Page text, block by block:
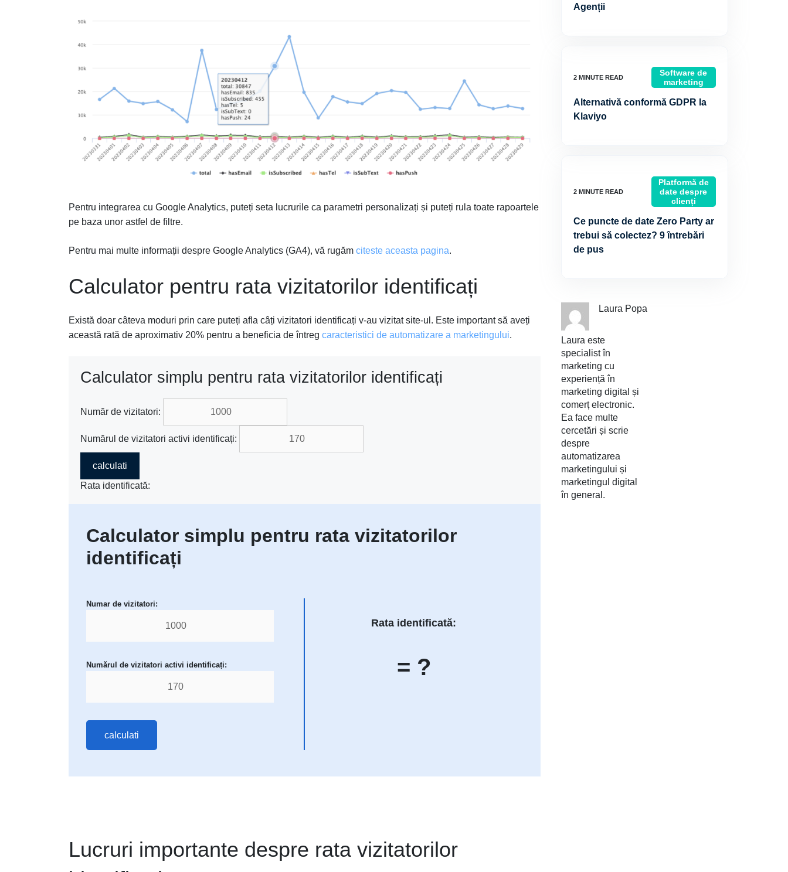
Pentru integrarea cu Google Analytics, puteți seta lucrurile ca parametri personalizați și puteți rula toate rapoartele
pe baza unor astfel de filtre.
Pentru mai multe informații despre Google Analytics (GA4), vă rugăm citeste aceasta pagina.
Calculator pentru rata vizitatorilor identificați
Există doar câteva moduri prin care puteți afla câți vizitatori identificați v-au vizitat site-ul. Este important să aveți
această rată de aproximativ 20% pentru a beneficia de întreg caracteristici de automatizare a marketingului.
Calculator simplu pentru rata vizitatorilor identificați
Număr de vizitatori:
Numărul de vizitatori activi identificați:
calculati
Rata identificată:
Calculator simplu pentru rata vizitatorilor
identificați
Numar de vizitatori:
Numărul de vizitatori activi identificați:
calculati
Rata identificată:
= ?
Lucruri importante despre rata vizitatorilor
Agenții
Software de
marketing
Alternativă conformă GDPR la
Klaviyo
Platformă de
date despre
clienți
Ce puncte de date Zero Party ar
trebui să colectez? 9 întrebări
de pus
Laura Popa
Laura este
specialist în
marketing cu
experiență în
marketing digital și
comerț electronic.
Ea face multe
cercetări și scrie
despre
automatizarea
marketingului și
marketingul digital
în general.